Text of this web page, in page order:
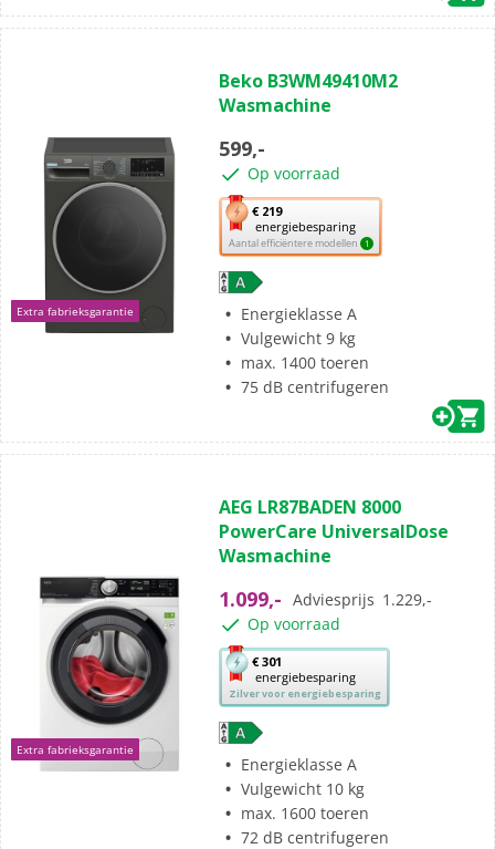
Extra fabrieksgarantie
van
de
sterren.
1
beoordeling
Beko B3WM49410M2
Wasmachine
599,-
Op voorraad
€ 219
energiebesparing
Aantal efficiëntere modellen 1
Met
deze
knop
opent
Youreko’s
tool
voor
energiebesparing.
Energieklasse A
Vulgewicht 9 kg
max. 1400 toeren
75 dB centrifugeren
Extra fabrieksgarantie
van
de
5
57
beoordelingen
AEG LR87BADEN 8000
PowerCare UniversalDose
Wasmachine
1.099,- Adviesprijs 1.229,-
Op voorraad
€ 301
energiebesparing
Zilver voor energiebesparing
Met
deze
knop
opent
Youreko’s
tool
voor
energiebesparing.
Energieklasse A
Vulgewicht 10 kg
max. 1600 toeren
72 dB centrifugeren